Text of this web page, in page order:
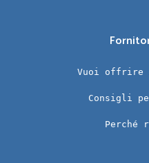
Vuoi offrire
Consigli
Perché